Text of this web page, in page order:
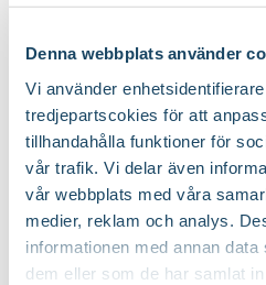
Denna webbplats använder
Vi använder
tredjepartscokies för att
tillhandahålla funktioner för
vår trafik. Vi delar även
vår webbplats med våra
medier, reklam och analys.
informationen med annan
dem eller som de har samlat
Läge: Halvskugga till skugga
Doft: Nej
Vintergrön: Nej
Jordprodukter: